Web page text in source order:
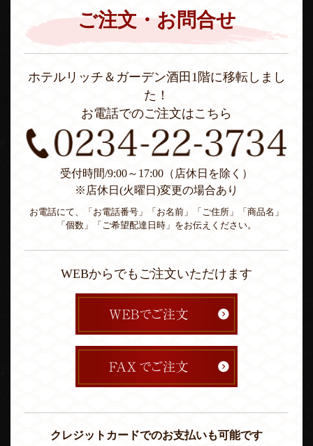
ご注文・お問合せ
ホテルリッチ＆ガーデン酒田1階に移転しまし
た！
お電話でのご注文はこちら
受付時間/9:00～17:00（店休日を除く）
※店休日(火曜日)変更の場合あり
お電話にて、「お電話番号」「お名前」「ご住所」「商品名」
「個数」「ご希望配達日時」をお伝えください。
WEBからでもご注文いただけます
クレジットカードでのお支払いも可能です